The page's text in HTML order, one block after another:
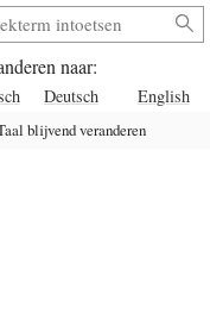
naar:
Deutsch English
blijvend veranderen